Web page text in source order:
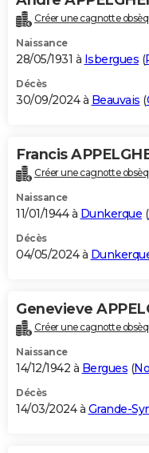
Carte de Noël
Carte Bonne année
Carte Saint-Valentin
Carte Pâques
Carte d'anniversaire
DICTIONNAIRE
Dictionnaire
Biographies
Citations
Expressions
Proverbes
PROGRAMME TV
S'inscrire
Se connecter
Lycées
Collèges
Primaires
Universités
Entreprises
Service militaire
Avis de recherche
AVIS DE DÉCÈS
Bricolage
Lifestyle
Culture
Sport
Auto
Television
Voyage
Cinema
Créer une cagnotte
Naissance
28/05/1931 à Isbergues (
Décès
30/09/2024 à Beauvais (
Francis
Créer une cagnotte
Naissance
11/01/1944 à Dunkerque (
Décès
04/05/2024 à
Genevieve
Créer une cagnotte
Naissance
14/12/1942 à Bergues (
Décès
14/03/2024 à Grande-